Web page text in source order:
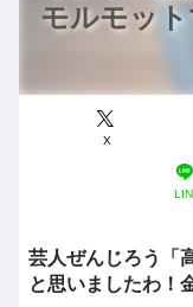
モルモッ
X
芸人ぜんじろう「
と思いましたわ！